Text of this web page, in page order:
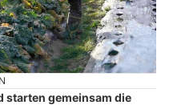
starten gemeinsam die